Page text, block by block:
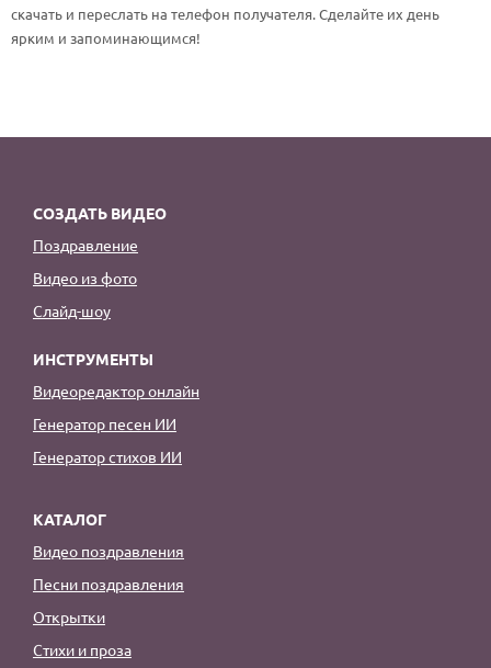
скачать и переслать на телефон получателя. Сделайте их день
ярким и запоминающимся!
СОЗДАТЬ ВИДЕО
Поздравление
Видео из фото
Слайд-шоу
ИНСТРУМЕНТЫ
Видеоредактор онлайн
Генератор песен ИИ
Генератор стихов ИИ
КАТАЛОГ
Видео поздравления
Песни поздравления
Открытки
Стихи и проза